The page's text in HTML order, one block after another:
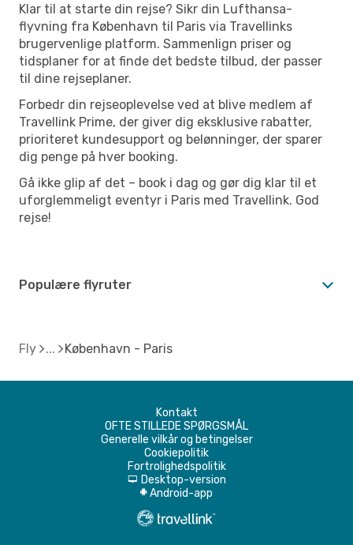
Klar til at starte din rejse? Sikr din Lufthansa-
flyvning fra København til Paris via Travellinks
brugervenlige platform. Sammenlign priser og
tidsplaner for at finde det bedste tilbud, der passer
til dine rejseplaner.
Forbedr din rejseoplevelse ved at blive medlem af
Travellink Prime, der giver dig eksklusive rabatter,
prioriteret kundesupport og belønninger, der sparer
dig penge på hver booking.
Gå ikke glip af det – book i dag og gør dig klar til et
uforglemmeligt eventyr i Paris med Travellink. God
rejse!
Populære flyruter
Fly København - Paris
Kontakt
OFTE STILLEDE SPØRGSMÅL
Generelle vilkår og betingelser
Cookiepolitik
Fortrolighedspolitik
d Desktop-version
A Android-app